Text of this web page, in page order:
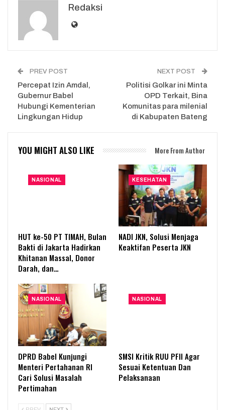
Redaksi
PREV POST
Percepat Izin Amdal,
Gubernur Babel
Hubungi Kementerian
Lingkungan Hidup
NEXT POST
Politisi Golkar ini Minta
OPD Terkait, Bina
Komunitas para milenial
di Kabupaten Bateng
YOU MIGHT ALSO LIKE More From Author
NASIONAL
HUT ke-50 PT TIMAH, Bulan
Bakti di Jakarta Hadirkan
Khitanan Massal, Donor
Darah, dan…
KESEHATAN
NADI JKN, Solusi Menjaga
Keaktifan Peserta JKN
NASIONAL
DPRD Babel Kunjungi
Menteri Pertahanan RI
Cari Solusi Masalah
Pertimahan
NASIONAL
SMSI Kritik RUU PFII Agar
Sesuai Ketentuan Dan
Pelaksanaan